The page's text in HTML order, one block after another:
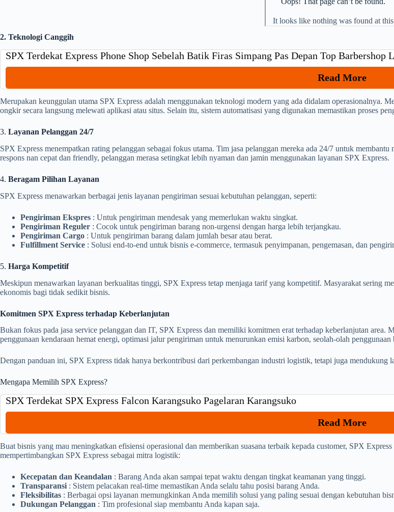
2. Teknologi Canggih
SPX Terdekat Express Phone Shop Sebelah Batik Firas Simpang Pas Depan Top
Read More
Merupakan keunggulan utama SPX Express adalah menggunakan teknologi modern yang ada didalam operasionalnya.
ongkir secara langsung melewati aplikasi atau situs. Selain itu, sistem automatisasi yang digunakan memastikan proses
3. Layanan Pelanggan 24/7
SPX Express menempatkan rating pelanggan sebagai fokus utama. Tim jasa pelanggan mereka ada 24/7 untuk
respons nan cepat dan friendly, pelanggan merasa setingkat lebih nyaman dan jamin menggunakan layanan SPX Express.
4. Beragam Pilihan Layanan
SPX Express menawarkan berbagai jenis layanan pengiriman sesuai kebutuhan pelanggan, seperti:
Pengiriman Ekspres : Untuk pengiriman mendesak yang memerlukan waktu singkat.
Pengiriman Reguler : Cocok untuk pengiriman barang non-urgensi dengan harga lebih terjangkau.
Pengiriman Cargo : Untuk pengiriman barang dalam jumlah besar atau berat.
Fulfillment Service : Solusi end-to-end untuk bisnis e-commerce, termasuk penyimpanan, pengemasan, dan
5. Harga Kompetitif
Meskipun menawarkan layanan berkualitas tinggi, SPX Express tetap menjaga tarif yang kompetitif. Masyarakat sering
ekonomis bagi tidak sedikit bisnis.
Komitmen SPX Express terhadap Keberlanjutan
Bukan fokus pada jasa service pelanggan dan IT, SPX Express dan memiliki komitmen erat terhadap keberlanjutan
penggunaan kendaraan hemat energi, optimasi jalur pengiriman untuk menurunkan emisi karbon, seolah-olah
Dengan panduan ini, SPX Express tidak hanya berkontribusi dari perkembangan industri logistik, tetapi juga mendukung
Mengapa Memilih SPX Express?
SPX Terdekat SPX Express Falcon Karangsuko Pagelaran Karangsuko
Read More
Buat bisnis yang mau meningkatkan efisiensi operasional dan memberikan suasana terbaik kepada customer, SPX
mempertimbangkan SPX Express sebagai mitra logistik:
Kecepatan dan Keandalan : Barang Anda akan sampai tepat waktu dengan tingkat keamanan yang tinggi.
Transparansi : Sistem pelacakan real-time memastikan Anda selalu tahu posisi barang Anda.
Fleksibilitas : Berbagai opsi layanan memungkinkan Anda memilih solusi yang paling sesuai dengan kebutuhan
Dukungan Pelanggan : Tim profesional siap membantu Anda kapan saja.